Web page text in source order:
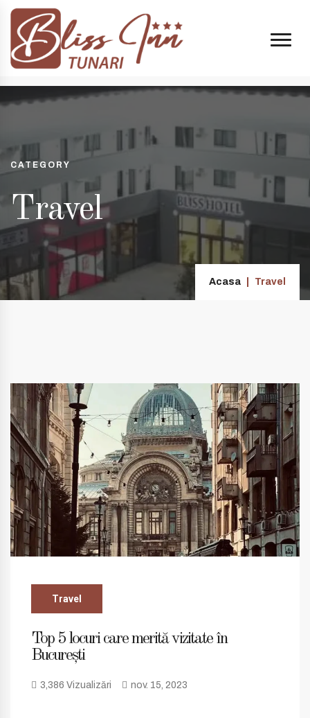
și 20:00 +40 74998 8808| e-mail:
CATEGORY
Travel
Acasa Travel
Travel
Top 5 locuri care merită vizitate în
București
3,386 Vizualizări nov. 15, 2023